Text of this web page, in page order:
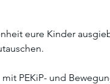
eure Kinder
PEKiP- und